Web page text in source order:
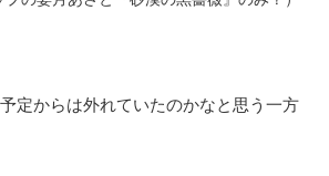
定からは外れていたのかなと思う一方